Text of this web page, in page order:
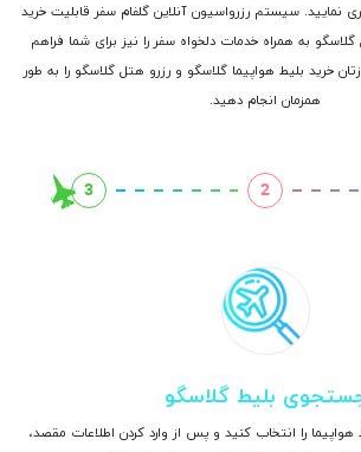
نمایید. سیستم رزرواسیون آنلاین گلفام سفر قابلیت خرید
به همراه خدمات دلخواه سفر را نیز برای شما فراهم
خرید بلیط هواپیما گلاسگو و رزرو هتل گلاسگو را به طور
همزمان انجام دهید.
2
3
بلیط گلاسگو
را انتخاب کنید و پس از وارد کردن اطلاعات مقصد،